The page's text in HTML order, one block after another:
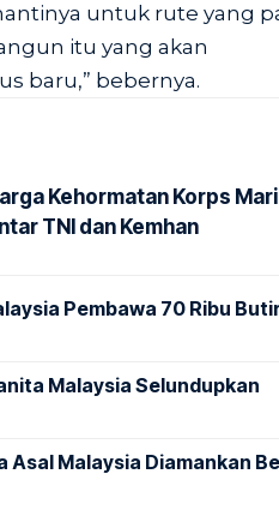
untuk rute yang
itu yang akan
baru,” bebernya.
Kehormatan Korps
TNI dan Kemhan
Pembawa 70 Ribu
Malaysia Selundupkan
Malaysia Diamankan